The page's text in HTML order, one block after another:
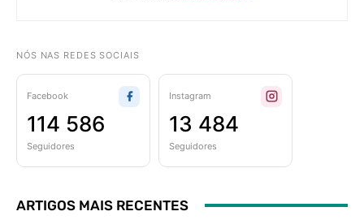
NÓS NAS REDES SOCIAIS
Facebook
114 586
Seguidores
Instagram
13 484
Seguidores
ARTIGOS MAIS RECENTES